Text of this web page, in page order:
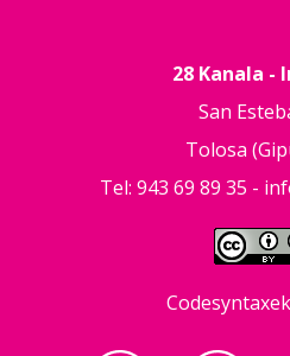
28 Kanala -
San
Tolosa
Tel: 943 69 89 35 -